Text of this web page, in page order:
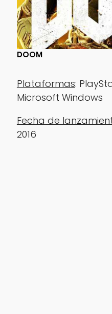
DOOM
Plataformas:
Microsoft Windows
Fecha de
2016